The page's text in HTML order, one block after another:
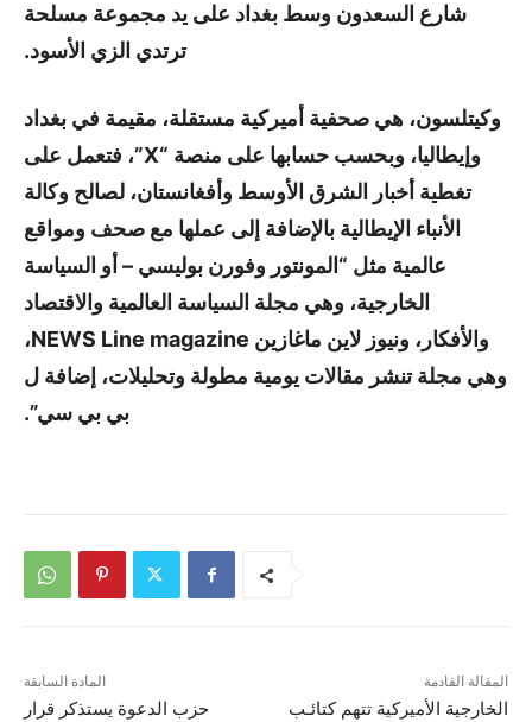
شارع السعدون وسط بغداد على يد مجموعة مسلحة
ترتدي الزي الأسود.
وكيتلسون، هي صحفية أميركية مستقلة، مقيمة في بغداد
وإيطاليا، وبحسب حسابها على منصة “X”، فتعمل على
تغطية أخبار الشرق الأوسط وأفغانستان، لصالح وكالة
الأنباء الإيطالية بالإضافة إلى عملها مع صحف ومواقع
عالمية مثل “المونتور وفورن بوليسي – أو السياسة
الخارجية، وهي مجلة السياسة العالمية والاقتصاد
والأفكار، ونيوز لاين ماغازين NEWS Line magazine،
وهي مجلة تنشر مقالات يومية مطولة وتحليلات، إضافة ل
بي بي سي”.
المادة السابقة
حزب الدعوة يستذكر قرار
المقالة القادمة
الخارجية الأميركية تتهم كتائـب